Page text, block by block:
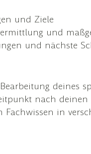
und Ziele
und
und nächste
deines
nach deinen
in